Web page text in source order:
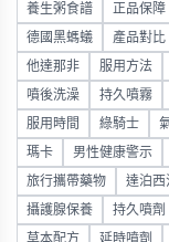
養生粥食譜 正品保障
德國黑螞蟻 產品對比
他達那非 服用方法
噴後洗澡 持久噴霧
服用時間 綠騎士
瑪卡 男性健康警示
旅行攜帶藥物 達泊西
攝護腺保養 持久噴劑
草本配方 延時噴劑